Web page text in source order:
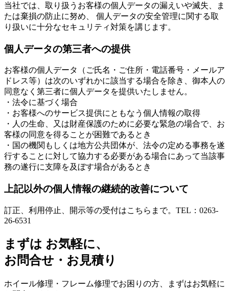
当社では、取り扱うお客様の個人データの漏えいや滅失、ま
たは棄損の防止に努め、 個人データの安全管理に関する取
り扱いに十分なセキュリティ対策を講じます。
個人データの第三者への提供
お客様の個人データ（ご氏名・ご住所・電話番号・メールア
ドレス等）は次のいずれかに該当する場合を除き、御本人の
同意なく第三者に個人データを提供いたしません。
・法令に基づく場合
・お客様へのサービス提供にともなう個人情報の取得
・人の生命、又は財産保護のために必要な緊急の場合で、お
客様の同意を得ることが困難であるとき
・国の機関もしくは地方公共団体が、法令の定める事務を遂
行することに対して協力する必要がある場合にあって当該事
務の遂行に支障を及ぼす場合があるとき
上記以外の個人情報の継続的改善について
訂正、利用停止、開示等の受付はこちらまで。TEL：0263-
26-6531
まずは お気軽に、
お問合せ・お見積り
ホイール修理・フレーム修理でお困りの方、まずはお気軽に